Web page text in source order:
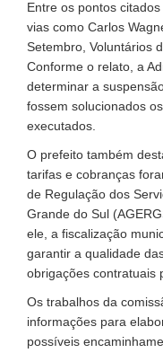
Entre os pontos
vias como Carlos
Setembro, Voluntários
Conforme o relato, a
determinar a
fossem solucionados
executados.
O prefeito também
tarifas e cobranças
de Regulação dos
Grande do Sul
ele, a fiscalização
garantir a qualidade
obrigações contratuais
Os trabalhos da
informações para
possíveis